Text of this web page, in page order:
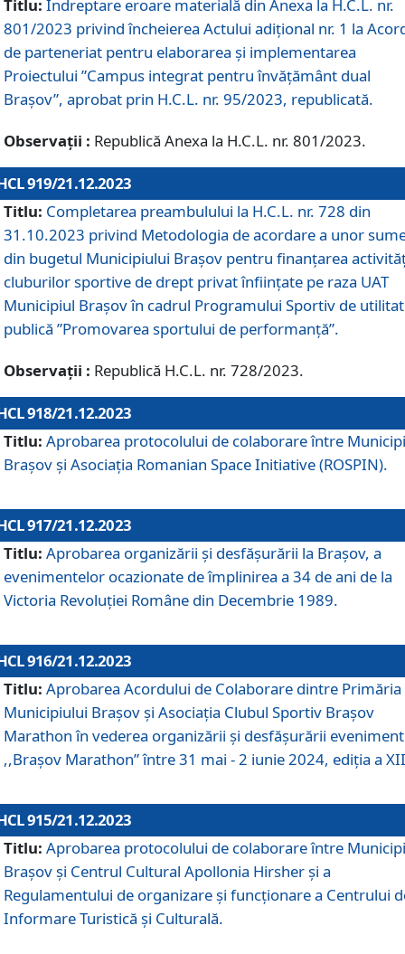
Titlu: Îndreptare eroare materială din Anexa la H.C.L. nr.
801/2023 privind încheierea Actului adițional nr. 1 la
de parteneriat pentru elaborarea și implementarea
Proiectului ”Campus integrat pentru învățământ dual
Brașov”, aprobat prin H.C.L. nr. 95/2023, republicată.
Observații : Republică Anexa la H.C.L. nr. 801/2023.
919/21.12.2023
Titlu: Completarea preambulului la H.C.L. nr. 728 din
31.10.2023 privind Metodologia de acordare a unor
din bugetul Municipiului Brașov pentru finanțarea
cluburilor sportive de drept privat înființate pe raza UAT
Municipiul Brașov în cadrul Programului Sportiv de
publică ”Promovarea sportului de performanță”.
Observații : Republică H.C.L. nr. 728/2023.
918/21.12.2023
Titlu: Aprobarea protocolului de colaborare între
Brașov și Asociația Romanian Space Initiative (ROSPIN).
917/21.12.2023
Titlu: Aprobarea organizării şi desfăşurării la Braşov, a
evenimentelor ocazionate de împlinirea a 34 de ani de la
Victoria Revoluţiei Române din Decembrie 1989.
916/21.12.2023
Titlu: Aprobarea Acordului de Colaborare dintre Primăria
Municipiului Brașov și Asociația Clubul Sportiv Brașov
Marathon în vederea organizării și desfășurării
,,Brașov Marathon” între 31 mai - 2 iunie 2024, ediția a
915/21.12.2023
Titlu: Aprobarea protocolului de colaborare între
Brașov și Centrul Cultural Apollonia Hirsher și a
Regulamentului de organizare și funcționare a Centrului
Informare Turistică și Culturală.